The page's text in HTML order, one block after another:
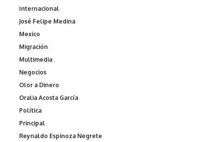
Internacional
José Felipe Medina
Mexico
Migración
Multimedia
Negocios
Olor a Dinero
Oralia Acosta García
Política
Principal
Reynaldo Espinoza Negrete